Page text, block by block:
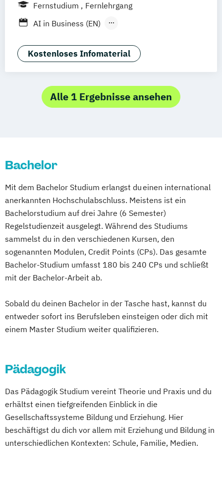
Fernstudium
Fernlehrgang
AI in Business (EN)
Agrarmanagement
Angewandte Germanistik
Angewandte Psychologie (DE/EN)
Angewandte Psychologie und Beratung
Bauingenieurwesen
Betriebswirt/in im
Gesundheitsmanagement
Betriebswirt/in im Pflegemanagement
Betriebswirtschaftslehre
Betriebswirtschaftslehre und Customer
Experience Management
Betriebswirtschaftslehre und Führung
Management
Betriebswirtschaftslehre – Office
Management
Business Intelligence (DE/EN)
Coaching und Supervision
Computer Science (DE/EN)
Controlling
Customer Centricity
Cyber Security (DE/EN)
Kostenloses Infomaterial
Alle 1 Ergebnisse ansehen
Bachelor
Mit dem Bachelor Studium erlangst du einen international
anerkannten Hochschulabschluss. Meistens ist ein
Bachelorstudium auf drei Jahre (6 Semester)
Regelstudienzeit ausgelegt. Während des Studiums
sammelst du in den verschiedenen Kursen, den
sogenannten Modulen, Credit Points (CPs). Das gesamte
Bachelor-Studium umfasst 180 bis 240 CPs und schließt
mit der Bachelor-Arbeit ab.
Sobald du deinen Bachelor in der Tasche hast, kannst du
entweder sofort ins Berufsleben einsteigen oder dich mit
einem Master Studium weiter qualifizieren.
Pädagogik
Das Pädagogik Studium vereint Theorie und Praxis und du
erhältst einen tiefgreifenden Einblick in die
Gesellschaftssysteme Bildung und Erziehung. Hier
beschäftigst du dich vor allem mit Erziehung und Bildung in
unterschiedlichen Kontexten: Schule, Familie, Medien.